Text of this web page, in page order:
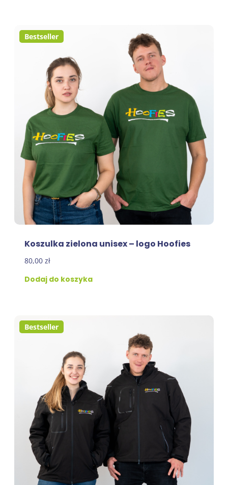
Bestseller
Koszulka zielona unisex – logo Hoofies
80,00 zł
Dodaj do koszyka
Bestseller